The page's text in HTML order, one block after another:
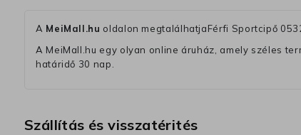
A MeiMall.hu oldalon megtalálhatjaFérfi Sportcipő
A MeiMall.hu egy olyan online áruház, amely széles
határidő 30 nap.
Szállítás és visszatérités